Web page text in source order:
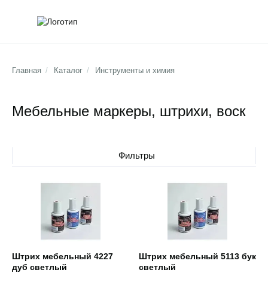
Главная / Каталог / Инструменты и химия
Мебельные маркеры, штрихи, воск
Фильтры
Штрих мебельный 4227
дуб светлый
Открыть товар
Штрих мебельный 5113 бук
светлый
Открыть товар